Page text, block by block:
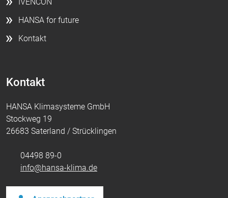
HANSA for future
Kontakt
Kontakt
HANSA Klimasysteme GmbH
Stockweg 19
26683 Saterland / Strücklingen
04498 89-0
info@hansa-klima.de